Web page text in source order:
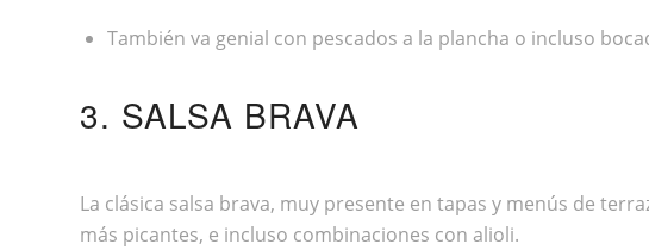
También va genial con pescados a la plancha o incluso
3. SALSA BRAVA
La clásica salsa brava, muy presente en tapas y menús de
más picantes, e incluso combinaciones con alioli.